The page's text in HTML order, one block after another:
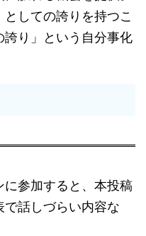
しての誇りを持つこ
誇り」という自分事化
参加すると、本投稿
話しづらい内容な